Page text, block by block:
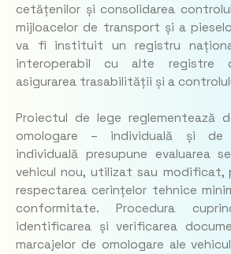
cetățenilor și consolidarea
mijloacelor de transport și a
va fi instituit un registru
interoperabil cu alte registre
asigurarea trasabilității și a
Proiectul de lege reglementează
omologare – individuală și de
individuală presupune evaluarea
vehicul nou, utilizat sau modificat,
respectarea cerințelor tehnice
conformitate. Procedura
identificarea și verificarea
marcajelor de omologare ale